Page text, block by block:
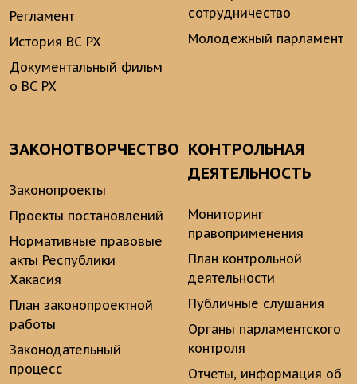
Регламент
История ВС РХ
Документальный фильм
о ВС РХ
сотрудничество
Молодежный парламент
ЗАКОНОТВОРЧЕСТВО
Законопроекты
Проекты постановлений
Нормативные правовые
акты Республики
Хакасия
План законопроектной
работы
Законодательный
процесс
КОНТРОЛЬНАЯ
ДЕЯТЕЛЬНОСТЬ
Мониторинг
правоприменения
План контрольной
деятельности
Публичные слушания
Органы парламентского
контроля
Отчеты, информация об